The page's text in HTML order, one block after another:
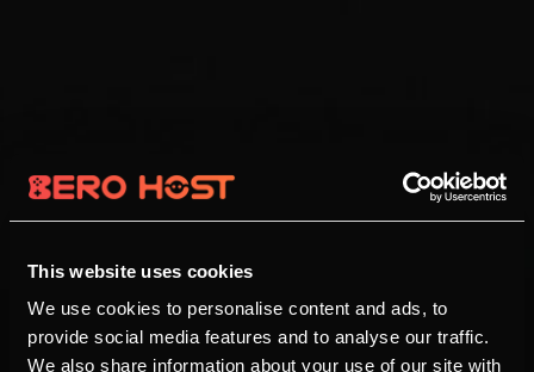
This website uses cookies
We use cookies to personalise content and ads, to
provide social media features and to analyse our traffic.
We also share information about your use of our site with